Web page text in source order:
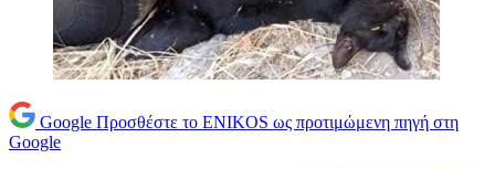
Google Προσθέστε το ENIKOS ως προτιμώμενη πηγή στη
Google